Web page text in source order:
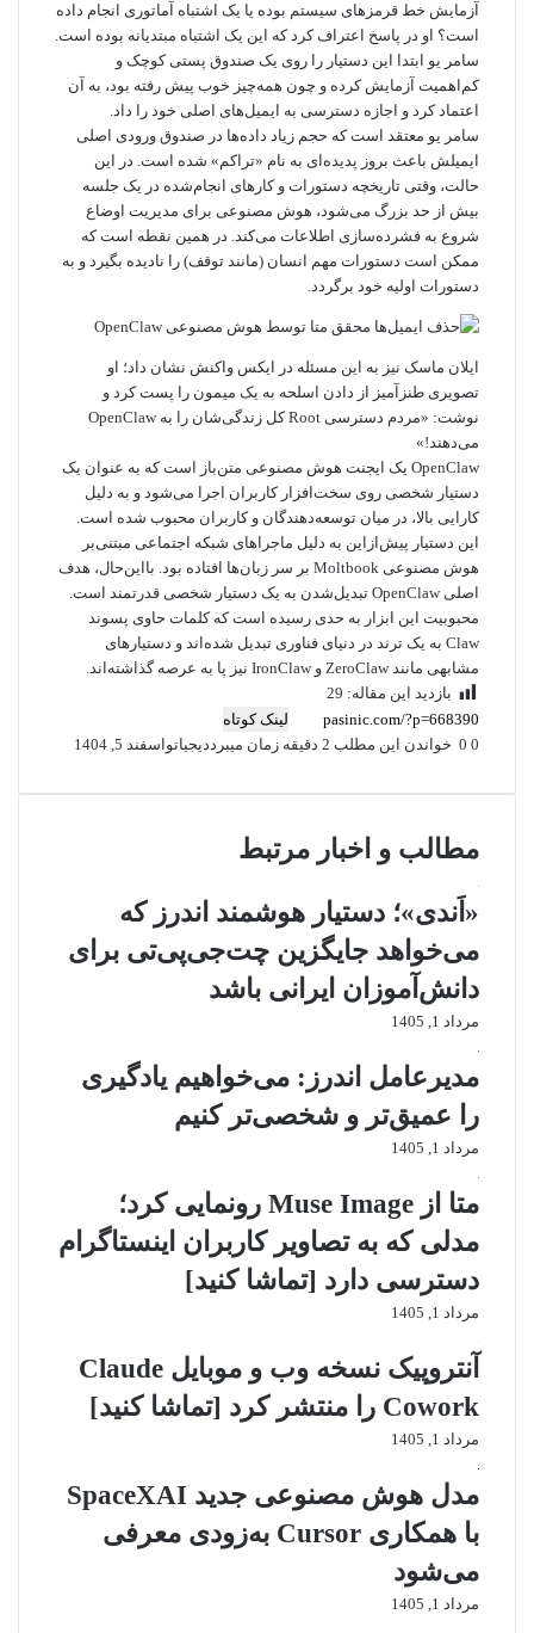
آزمایش خط قرمزهای سیستم بوده یا یک اشتباه آماتوری انجام داده
است؟ او در پاسخ اعتراف کرد که این یک اشتباه مبتدیانه بوده است.
سامر یو ابتدا این دستیار را روی یک صندوق پستی کوچک و
کم‌اهمیت آزمایش کرده و چون همه‌چیز خوب پیش رفته بود، به آن
اعتماد کرد و اجازه دسترسی به ایمیل‌های اصلی خود را داد.
سامر یو معتقد است که حجم زیاد داده‌ها در صندوق ورودی اصلی
ایمیلش باعث بروز پدیده‌ای به نام «تراکم» شده است. در این
حالت، وقتی تاریخچه دستورات و کارهای انجام‌شده در یک جلسه
بیش از حد بزرگ می‌شود، هوش مصنوعی برای مدیریت اوضاع
شروع به فشرده‌سازی اطلاعات می‌کند. در همین نقطه است که
ممکن است دستورات مهم انسان (مانند توقف) را نادیده بگیرد و به
دستورات اولیه خود برگردد.
ایلان ماسک نیز به این مسئله در ایکس واکنش نشان داد؛ او
تصویری طنزآمیز از دادن اسلحه به یک میمون را پست کرد و
نوشت: «مردم دسترسی Root کل زندگی‌شان را به OpenClaw
می‌دهند!»
OpenClaw یک ایجنت هوش مصنوعی متن‌باز است که به عنوان یک
دستیار شخصی روی سخت‌افزار کاربران اجرا می‌شود و به دلیل
کارایی بالا، در میان توسعه‌دهندگان و کاربران محبوب شده است.
این دستیار پیش‌ازاین به دلیل ماجراهای شبکه اجتماعی مبتنی‌بر
هوش مصنوعی Moltbook بر سر زبان‌ها افتاده بود. بااین‌حال، هدف
اصلی OpenClaw تبدیل‌شدن به یک دستیار شخصی قدرتمند است.
محبوبیت این ابزار به حدی رسیده است که کلمات حاوی پسوند
Claw به یک ترند در دنیای فناوری تبدیل شده‌اند و دستیارهای
مشابهی مانند ZeroClaw و IronClaw نیز پا به عرصه گذاشته‌اند.
بازدید این مقاله: 29
لینک کوتاه
دیجیاتو اسفند 5, 1404 0 خواندن این مطلب 2 دقیقه زمان میبرد
مطالب و اخبار مرتبط
«اَندی»؛ دستیار هوشمند اندرز که
می‌خواهد جایگزین چت‌جی‌پی‌تی برای
دانش‌آموزان ایرانی باشد
مرداد 1, 1405
مدیرعامل اندرز: می‌خواهیم یادگیری
را عمیق‌تر و شخصی‌تر کنیم
مرداد 1, 1405
متا از Muse Image رونمایی کرد؛
مدلی که به تصاویر کاربران اینستاگرام
دسترسی دارد [تماشا کنید]
مرداد 1, 1405
آنتروپیک نسخه وب و موبایل Claude
Cowork را منتشر کرد [تماشا کنید]
مرداد 1, 1405
مدل هوش مصنوعی جدید SpaceXAI
با همکاری Cursor به‌زودی معرفی
می‌شود
مرداد 1, 1405